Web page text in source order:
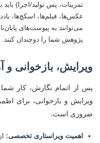
تمرینات، پس تولید/اجرا)
عکس‌ها، فیلم‌ها، اسکچ‌ها،
می‌توانند به پیوست‌های
پژوهش شما را دوچندان کنند.
ویرایش، بازخوانی و
پس از اتمام نگارش، کار
ویرایش و بازخوانی، برای
ضروری است.
اهمیت ویراستاری تخصصی: